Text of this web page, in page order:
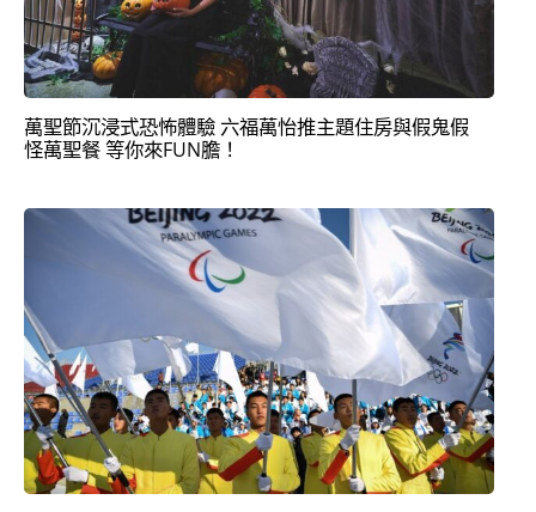
萬聖節沉浸式恐怖體驗 六福萬怡推主題住房與假鬼假
怪萬聖餐 等你來FUN膽！